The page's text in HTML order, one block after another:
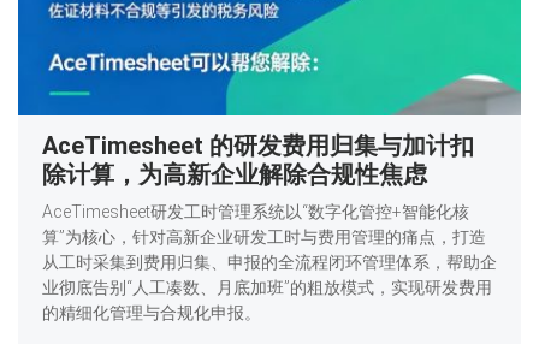
AceTimesheet 的研发费用归集与加计扣
除计算，为高新企业解除合规性焦虑
AceTimesheet研发工时管理系统以“数字化管控+智能化核
算”为核心，针对高新企业研发工时与费用管理的痛点，打造
从工时采集到费用归集、申报的全流程闭环管理体系，帮助企
业彻底告别“人工凑数、月底加班”的粗放模式，实现研发费用
的精细化管理与合规化申报。